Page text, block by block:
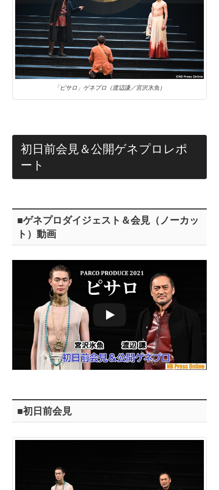
「ピサロ」ゲネプロ（渡辺謙／宮沢氷魚）
初日前会見＆公開ゲネプロレポ
ート
■ゲネプロダイジェスト＆会見（ノーカッ
ト）動画
■初日前会見